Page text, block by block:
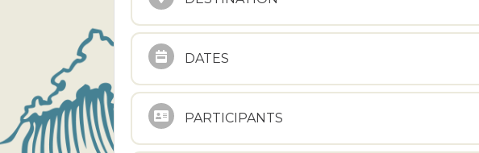
DATES
PARTICIPANTS